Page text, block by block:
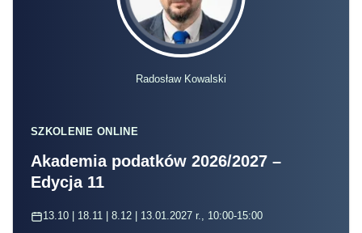
Radosław Kowalski
SZKOLENIE ONLINE
Akademia podatków 2026/2027 –
Edycja 11
13.10 | 18.11 | 8.12 | 13.01.2027 r., 10:00-15:00